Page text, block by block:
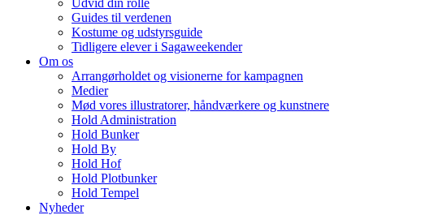
Udvid din rolle
Guides til verdenen
Kostume og udstyrsguide
Tidligere elever i Sagaweekender
Om os
Arrangørholdet og visionerne for kampagnen
Medier
Mød vores illustratorer, håndværkere og kunstnere
Hold Administration
Hold Bunker
Hold By
Hold Hof
Hold Plotbunker
Hold Tempel
Nyheder